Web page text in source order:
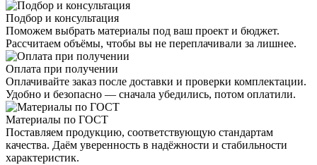
Подбор и консультация
Поможем выбрать материалы под ваш проект и бюджет.
Рассчитаем объёмы, чтобы вы не переплачивали за лишнее.
Оплата при получении
Оплачивайте заказ после доставки и проверки комплектации.
Удобно и безопасно — сначала убедились, потом оплатили.
Материалы по ГОСТ
Поставляем продукцию, соответствующую стандартам
качества. Даём уверенность в надёжности и стабильности
характеристик.